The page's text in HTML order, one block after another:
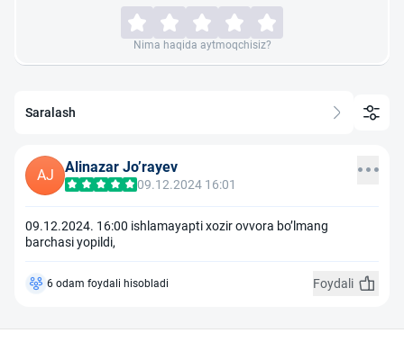
Nima haqida aytmoqchisiz?
Saralash
AJ Alinazar Joʼrayev
09.12.2024 16:01
09.12.2024. 16:00 ishlamayapti xozir ovvora boʼlmang
barchasi yopildi,
Foydali
6 odam foydali hisobladi